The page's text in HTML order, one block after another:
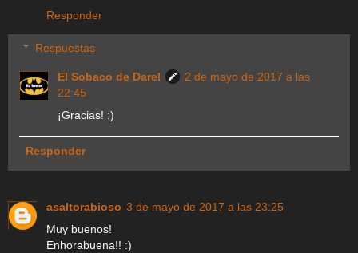
Responder
Respuestas
El Sobaco de Darel
2 de mayo de 2017 a las
22:45
¡Gracias! :)
Responder
asaltorabioso 3 de mayo de 2017 a las 23:25
Muy buenos!
Enhorabuena!! :)